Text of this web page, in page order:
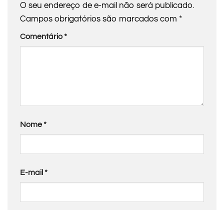
O seu endereço de e-mail não será publicado.
Campos obrigatórios são marcados com *
Comentário*
Nome*
E-mail *